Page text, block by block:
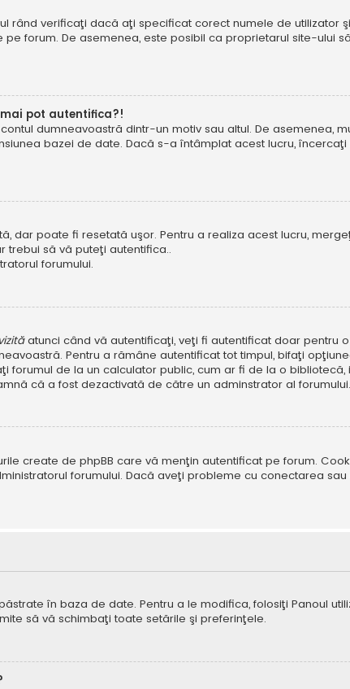
rând verificaţi dacă aţi specificat corect numele de utilizator
forum. De asemenea, este posibil ca proprietarul site-ului
pot autentifica?!
dumneavoastră dintr-un motiv sau altul. De asemenea,
bazei de date. Dacă s-a întâmplat acest lucru,
dar poate fi resetată uşor. Pentru a realiza acest lucru,
trebui să vă puteţi autentifica..
forumului.
atunci când vă autentificaţi, veţi fi autentificat doar pentru
Pentru a rămâne autentificat tot timpul, bifaţi
forumul de la un calculator public, cum ar fi de la o
că a fost dezactivată de către un adminstrator al forumului.
create de phpBB care vă menţin autentificat pe forum.
forumului. Dacă aveţi probleme cu conectarea
în baza de date. Pentru a le modifica, folosiţi Panoul
să vă schimbaţi toate setările şi preferinţele.